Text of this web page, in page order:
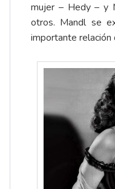
mujer – Hedy – y
otros. Mandl se
importante relación